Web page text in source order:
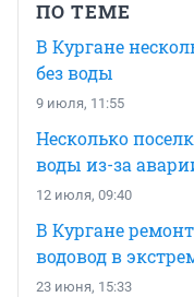
ПО ТЕМЕ
В Кургане
без воды
9 июля, 11:55
Несколько
воды из-за
12 июля, 09:40
В Кургане
водовод в
23 июня, 15:33